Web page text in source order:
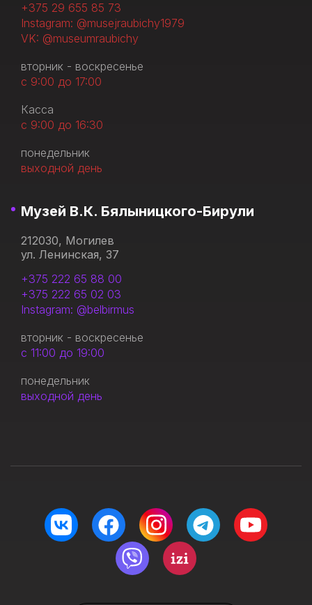
+375 29 655 85 73
Instagram: @musejraubichy1979
VK: @museumraubichy
вторник - воскресенье
с 9:00 до 17:00
Касса
с 9:00 до 16:30
понедельник
выходной день
Музей В.К. Бялыницкого-Бирули
212030, Могилев
ул. Ленинская, 37
+375 222 65 88 00
+375 222 65 02 03
Instagram: @belbirmus
вторник - воскресенье
с 11:00 до 19:00
понедельник
выходной день